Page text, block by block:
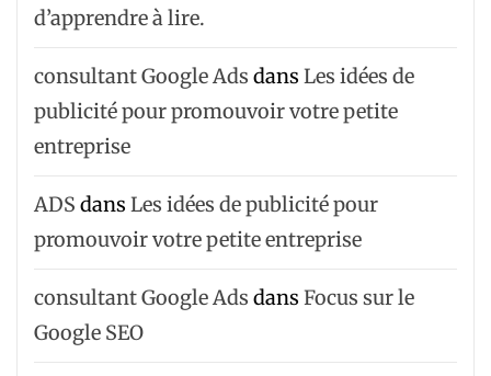
d’apprendre à lire.
consultant Google Ads dans Les idées de
publicité pour promouvoir votre petite
entreprise
ADS dans Les idées de publicité pour
promouvoir votre petite entreprise
consultant Google Ads dans Focus sur le
Google SEO